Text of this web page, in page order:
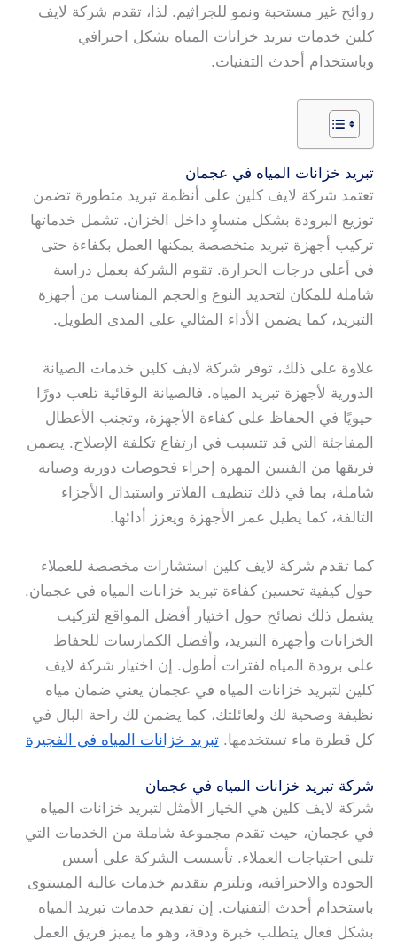
روائح غير مستحبة ونمو للجراثيم. لذا، تقدم شركة لايف
كلين خدمات تبريد خزانات المياه بشكل احترافي
وباستخدام أحدث التقنيات.
تبريد خزانات المياه في عجمان
تعتمد شركة لايف كلين على أنظمة تبريد متطورة تضمن
توزيع البرودة بشكل متساوٍ داخل الخزان. تشمل خدماتها
تركيب أجهزة تبريد متخصصة يمكنها العمل بكفاءة حتى
في أعلى درجات الحرارة. تقوم الشركة بعمل دراسة
شاملة للمكان لتحديد النوع والحجم المناسب من أجهزة
التبريد، كما يضمن الأداء المثالي على المدى الطويل.
علاوة على ذلك، توفر شركة لايف كلين خدمات الصيانة
الدورية لأجهزة تبريد المياه. فالصيانة الوقائية تلعب دورًا
حيويًا في الحفاظ على كفاءة الأجهزة، وتجنب الأعطال
المفاجئة التي قد تتسبب في ارتفاع تكلفة الإصلاح. يضمن
فريقها من الفنيين المهرة إجراء فحوصات دورية وصيانة
شاملة، بما في ذلك تنظيف الفلاتر واستبدال الأجزاء
التالفة، كما يطيل عمر الأجهزة ويعزز أدائها.
كما تقدم شركة لايف كلين استشارات مخصصة للعملاء
حول كيفية تحسين كفاءة تبريد خزانات المياه في عجمان.
يشمل ذلك نصائح حول اختيار أفضل المواقع لتركيب
الخزانات وأجهزة التبريد، وأفضل الكمارسات للحفاظ
على برودة المياه لفترات أطول. إن اختيار شركة لايف
كلين لتبريد خزانات المياه في عجمان يعني ضمان مياه
نظيفة وصحية لك ولعائلتك، كما يضمن لك راحة البال في
كل قطرة ماء تستخدمها.تبريد خزانات المياه في الفجيرة
شركة تبريد خزانات المياه في عجمان
شركة لايف كلين هي الخيار الأمثل لتبريد خزانات المياه
في عجمان، حيث تقدم مجموعة شاملة من الخدمات التي
تلبي احتياجات العملاء. تأسست الشركة على أسس
الجودة والاحترافية، وتلتزم بتقديم خدمات عالية المستوى
باستخدام أحدث التقنيات. إن تقديم خدمات تبريد المياه
بشكل فعال يتطلب خبرة ودقة، وهو ما يميز فريق العمل